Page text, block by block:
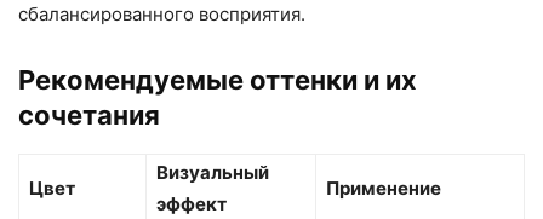
сбалансированного восприятия.
Рекомендуемые оттенки и их
сочетания
Цвет
Визуальный
эффект
Применение